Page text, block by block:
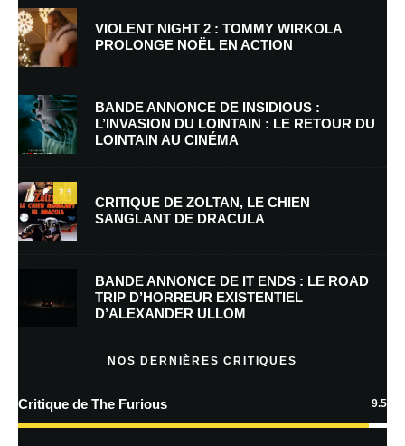
Nom*
E-mail* Site web
Enregistrer mon nom, mon e-mail et mon site dans le navigateur pour
mon prochain commentaire.
Prévenez-moi de tous les nouveaux commentaires par e-mail.
En savoir
VIOLENT NIGHT 2 : TOMMY WIRKOLA
PROLONGE NOËL EN ACTION
BANDE ANNONCE DE INSIDIOUS :
L’INVASION DU LOINTAIN : LE RETOUR DU
LOINTAIN AU CINÉMA
7.5
CRITIQUE DE ZOLTAN, LE CHIEN
SANGLANT DE DRACULA
BANDE ANNONCE DE IT ENDS : LE ROAD
TRIP D’HORREUR EXISTENTIEL
D’ALEXANDER ULLOM
NOS DERNIÈRES CRITIQUES
Critique de The Furious 9.5